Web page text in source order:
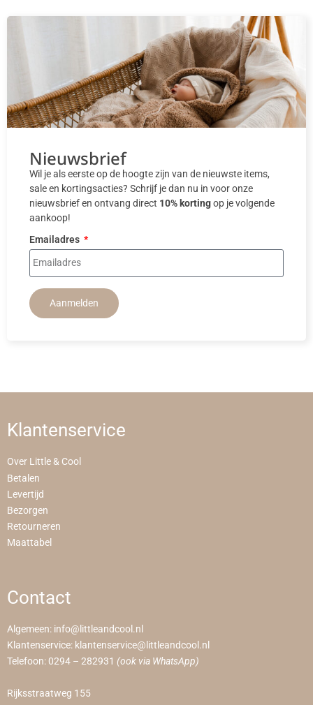
Nieuwsbrief
Wil je als eerste op de hoogte zijn van de nieuwste items,
sale en kortingsacties? Schrijf je dan nu in voor onze
nieuwsbrief en ontvang direct 10% kortingop je volgende
aankoop!
Emailadres
Aanmelden
Klantenservice
Over Little & Cool
Betalen
Levertijd
Bezorgen
Retourneren
Maattabel
Contact
Algemeen: info@littleandcool.nl
Klantenservice: klantenservice@littleandcool.nl
Telefoon: 0294 – 282931 (ook via WhatsApp)
Rijksstraatweg 155